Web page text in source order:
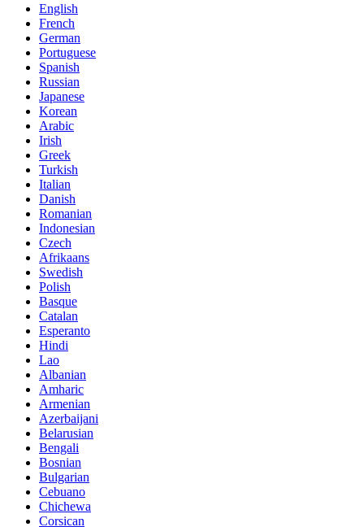
English
French
German
Portuguese
Spanish
Russian
Japanese
Korean
Arabic
Irish
Greek
Turkish
Italian
Danish
Romanian
Indonesian
Czech
Afrikaans
Swedish
Polish
Basque
Catalan
Esperanto
Hindi
Lao
Albanian
Amharic
Armenian
Azerbaijani
Belarusian
Bengali
Bosnian
Bulgarian
Cebuano
Chichewa
Corsican